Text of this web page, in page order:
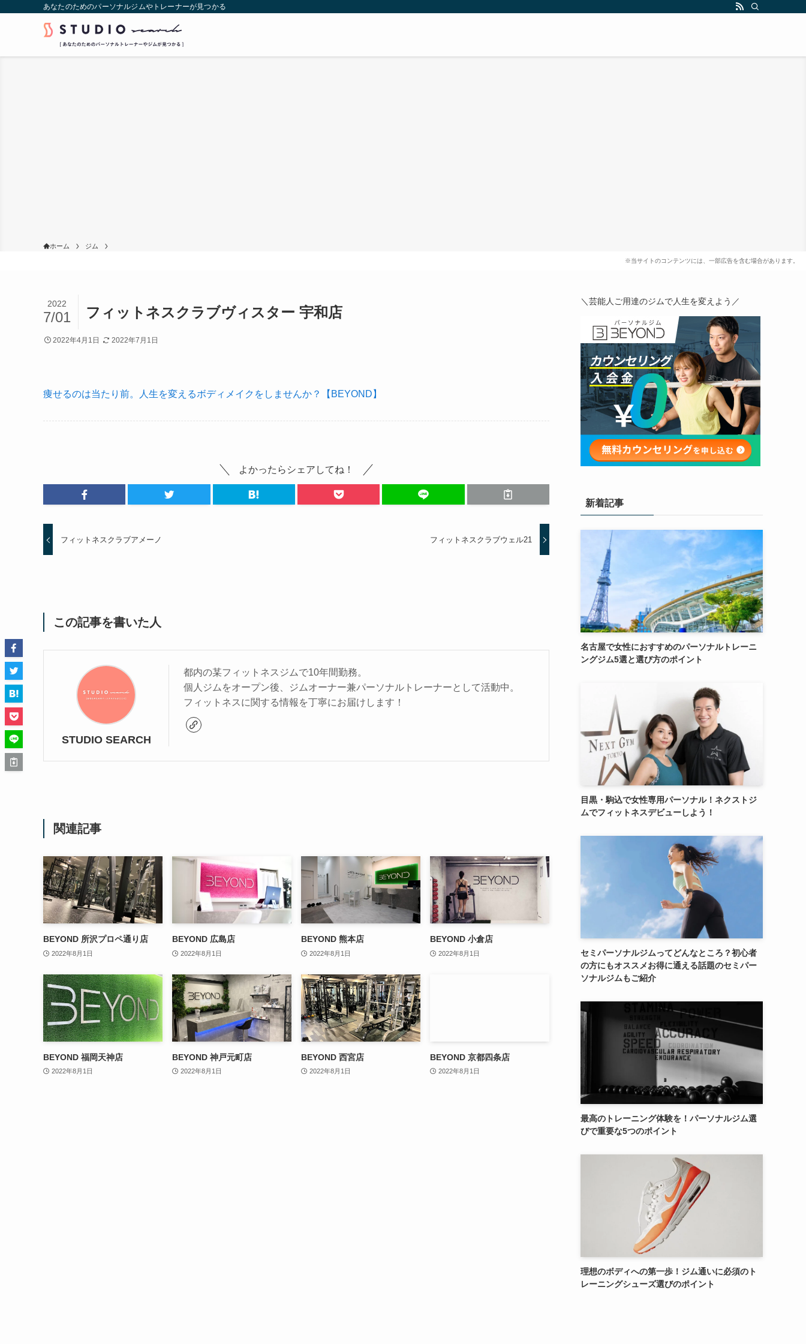
あなたのためのパーソナルジムやトレーナーが見つかる
ホーム ジム
フィットネスクラブヴィスター 宇和店
2022
7/01
2022年4月1日 2022年7月1日
痩せるのは当たり前。人生を変えるボディメイクをしませんか？【BEYOND】
よかったらシェアしてね！
フィットネスクラブアメーノ フィットネスクラブウェル21
この記事を書いた人
STUDIO SEARCH
都内の某フィットネスジムで10年間勤務。
個人ジムをオープン後、ジムオーナー兼パーソナルトレーナーとして活動中。
フィットネスに関する情報を丁寧にお届けします！
関連記事
BEYOND 所沢プロペ通り店
2022年8月1日
BEYOND 広島店
2022年8月1日
BEYOND 熊本店
2022年8月1日
BEYOND 小倉店
2022年8月1日
BEYOND 福岡天神店
2022年8月1日
BEYOND 神戸元町店
2022年8月1日
BEYOND 西宮店
2022年8月1日
BEYOND 京都四条店
2022年8月1日
＼芸能人ご用達のジムで人生を変えよう／
新着記事
名古屋で女性におすすめのパーソナルトレーニ
ングジム5選と選び方のポイント
目黒・駒込で女性専用パーソナル！ネクストジ
ムでフィットネスデビューしよう！
セミパーソナルジムってどんなところ？初心者
の方にもオススメお得に通える話題のセミパー
ソナルジムもご紹介
最高のトレーニング体験を！パーソナルジム選
びで重要な5つのポイント
理想のボディへの第一歩！ジム通いに必須のト
レーニングシューズ選びのポイント